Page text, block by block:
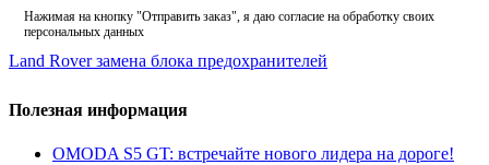
Нажимая на кнопку "Отправить заказ", я даю согласие на обработку своих
персональных данных
Land Rover замена блока предохранителей
Полезная информация
OMODA S5 GT: встречайте нового лидера на дороге!